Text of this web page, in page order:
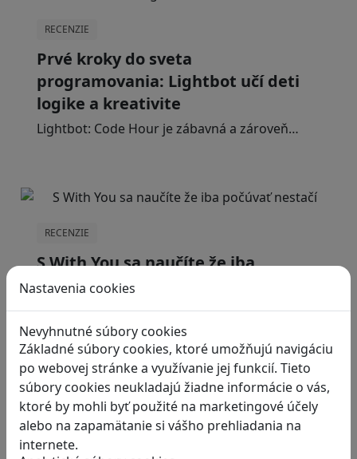
Nastavenia cookies
Nevyhnutné súbory cookies
Základné súbory cookies, ktoré umožňujú navigáciu
po webovej stránke a využívanie jej funkcií. Tieto
súbory cookies neukladajú žiadne informácie o vás,
ktoré by mohli byť použité na marketingové účely
alebo na zapamätanie si vášho prehliadania na
internete.
RECENZIE
Prvé kroky do sveta
programovania: Lightbot učí deti
logike a kreativite
Lightbot: Code Hour je zábavná a zároveň…
RECENZIE
S With You sa naučíte že iba
počúvať nestačí
With You je krátka relaxačná hra pre dvoch.…
RECENZIE